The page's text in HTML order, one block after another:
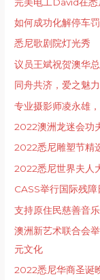
如何成功化解停车
悉尼歌剧院灯光秀
议员王斌祝贺澳华
同舟共济，爱之魅
专业摄影师凌永雄
2022澳洲龙迷会功
2022悉尼雕塑节精
2022悉尼世界夫人
CASS举行国际残
支持原住民慈善音
澳洲新艺术联合会
元文化
2022悉尼华商圣诞